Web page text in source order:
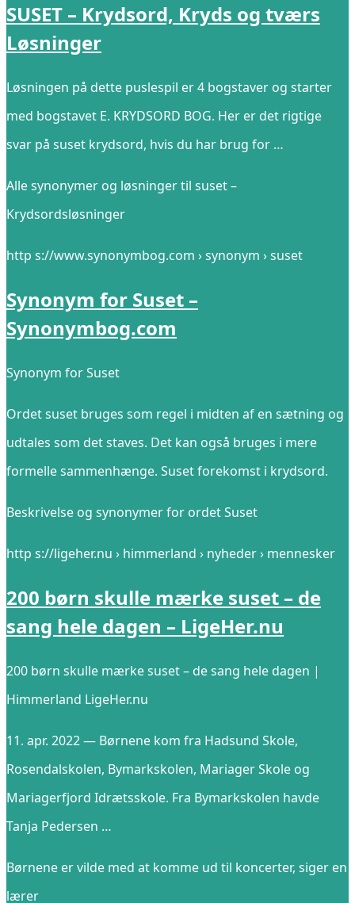
SUSET – Krydsord, Kryds og tværs
Løsninger
Løsningen på dette puslespil er 4 bogstaver og starter
med bogstavet E. KRYDSORD BOG. Her er det rigtige
svar på suset krydsord, hvis du har brug for …
Alle synonymer og løsninger til suset –
Krydsordsløsninger
http s://www.synonymbog.com › synonym › suset
Synonym for Suset –
Synonymbog.com
Synonym for Suset
Ordet suset bruges som regel i midten af ​​en sætning og
udtales som det staves. Det kan også bruges i mere
formelle sammenhænge. Suset forekomst i krydsord.
Beskrivelse og synonymer for ordet Suset
http s://ligeher.nu › himmerland › nyheder › mennesker
200 børn skulle mærke suset – de
sang hele dagen – LigeHer.nu
200 børn skulle mærke suset – de sang hele dagen |
Himmerland LigeHer.nu
11. apr. 2022 — Børnene kom fra Hadsund Skole,
Rosendalskolen, Bymarkskolen, Mariager Skole og
Mariagerfjord Idrætsskole. Fra Bymarkskolen havde
Tanja Pedersen …
Børnene er vilde med at komme ud til koncerter, siger en
lærer